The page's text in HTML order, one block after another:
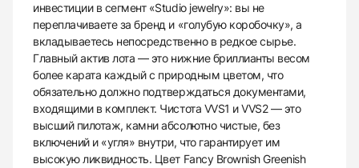
инвестиции в сегмент «Studio jewelry»: вы не
переплачиваете за бренд и «голубую коробочку», а
вкладываетесь непосредственно в редкое сырье.
Главный актив лота — это нижние бриллианты весом
более карата каждый с природным цветом, что
обязательно должно подтверждаться документами,
входящими в комплект. Чистота VVS1 и VVS2 — это
высший пилотаж, камни абсолютно чистые, без
включений и «угля» внутри, что гарантирует им
высокую ликвидность. Цвет Fancy Brownish Greenish